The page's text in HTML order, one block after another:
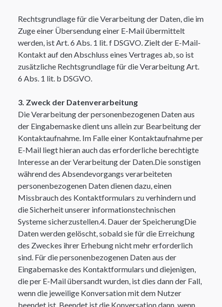
Rechtsgrundlage für die Verarbeitung der Daten, die im
Zuge einer Übersendung einer E-Mail übermittelt
werden, ist Art. 6 Abs. 1 lit. f DSGVO. Zielt der E-Mail-
Kontakt auf den Abschluss eines Vertrages ab, so ist
zusätzliche Rechtsgrundlage für die Verarbeitung Art.
6 Abs. 1 lit. b DSGVO.​
3. Zweck der Datenverarbeitung
Die Verarbeitung der personenbezogenen Daten aus
der Eingabemaske dient uns allein zur Bearbeitung der
Kontaktaufnahme. Im Falle einer Kontaktaufnahme per
E-Mail liegt hieran auch das erforderliche berechtigte
Interesse an der Verarbeitung der Daten.Die sonstigen
während des Absendevorgangs verarbeiteten
personenbezogenen Daten dienen dazu, einen
Missbrauch des Kontaktformulars zu verhindern und
die Sicherheit unserer informationstechnischen
Systeme sicherzustellen.​4. Dauer der SpeicherungDie
Daten werden gelöscht, sobald sie für die Erreichung
des Zweckes ihrer Erhebung nicht mehr erforderlich
sind. Für die personenbezogenen Daten aus der
Eingabemaske des Kontaktformulars und diejenigen,
die per E-Mail übersandt wurden, ist dies dann der Fall,
wenn die jeweilige Konversation mit dem Nutzer
beendet ist. Beendet ist die Konversation dann, wenn